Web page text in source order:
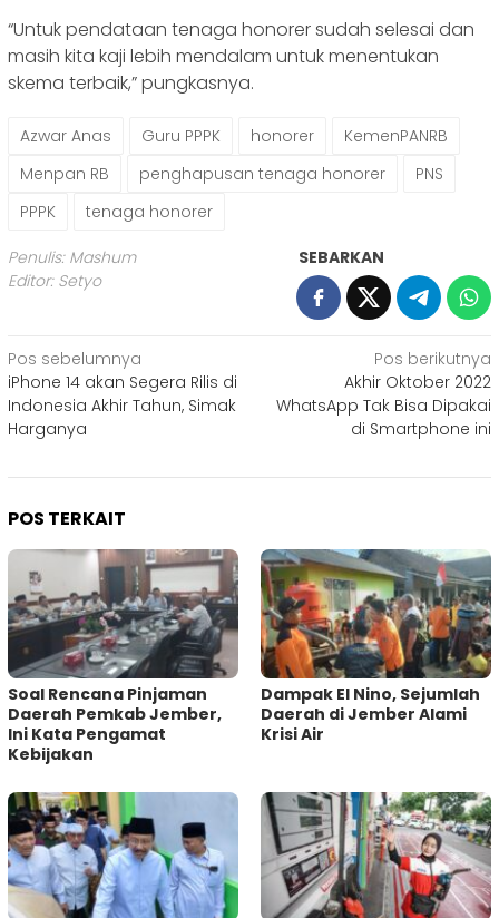
“Untuk pendataan tenaga honorer sudah selesai dan
masih kita kaji lebih mendalam untuk menentukan
skema terbaik,” pungkasnya.
Azwar Anas Guru PPPK honorer
KemenPANRB
Menpan RB
penghapusan tenaga honorer
PNS
PPPK
tenaga honorer
Penulis: Mashum
Editor: Setyo
SEBARKAN
Navigasi
pos
Pos sebelumnya
iPhone 14 akan Segera Rilis di
Indonesia Akhir Tahun, Simak
Harganya
Pos berikutnya
Akhir Oktober 2022
WhatsApp Tak Bisa Dipakai
di Smartphone ini
POS TERKAIT
‎Soal Rencana Pinjaman
Daerah Pemkab Jember,
Ini Kata Pengamat
Kebijakan ‎
Dampak El Nino, Sejumlah
Daerah di Jember Alami
Krisi Air